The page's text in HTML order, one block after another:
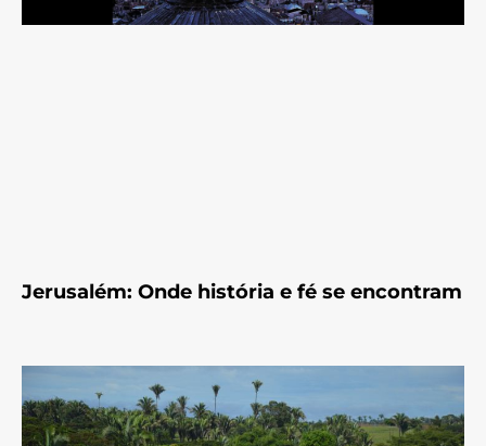
Jerusalém: Onde história e fé se encontram